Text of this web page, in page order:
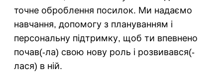
точне оброблення посилок. Ми надаємо
навчання, допомогу з плануванням і
персональну підтримку, щоб ти впевнено
почав(-ла) свою нову роль і розвивався(-
лася) в ній.